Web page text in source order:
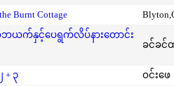
Burnt Cottage
ယက်နှင့်ပေရွက်လိပ်နားတောင်း
ခင်ခင်
၃
ဝင်းဖေ